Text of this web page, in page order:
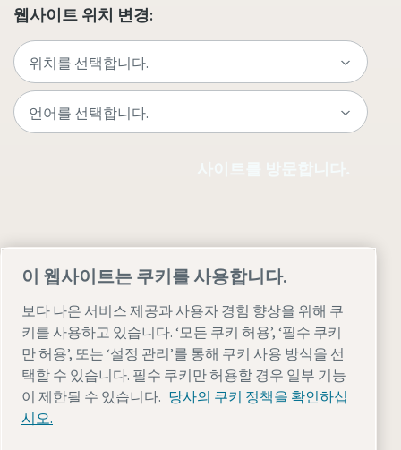
웹사이트 위치 변경:
법률 및 개인 정보 참고 사항설정 관리접근성 사이트맵
© 2026 아트라스콥코
이 웹사이트는 쿠키를 사용합니다.
보다 나은 서비스 제공과 사용자 경험 향상을 위해 쿠
키를 사용하고 있습니다. ‘모든 쿠키 허용’, ‘필수 쿠키
만 허용’, 또는 ‘설정 관리’를 통해 쿠키 사용 방식을 선
택할 수 있습니다. 필수 쿠키만 허용할 경우 일부 기능
이 제한될 수 있습니다. 당사의 쿠키 정책을 확인하십
시오.